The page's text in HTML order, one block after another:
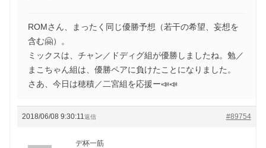
ROMさん、まったく同じ優勝予想（若干の希望、妄想を
含む🤗）。
ミックスは、チャン／ドディグ組が優勝しましたね。勉／
まこちゃん組は、優勝ペアに負けたことになりました。
さあ、今日は穂積／二宮組を応援ー📣📣
2018/06/08 9:30:11 #89754
返信
デ杯一筋